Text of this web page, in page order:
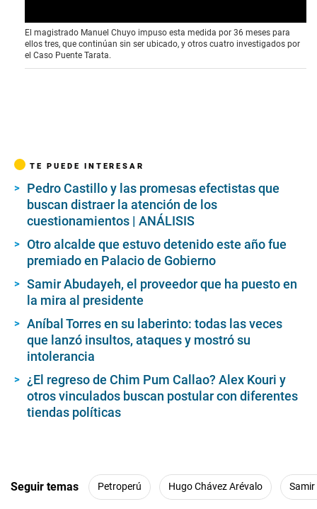
0
s
e
c
o
i
u
e
s
5
s
e
c
d
El magistrado Manuel Chuyo impuso esta medida por 36 meses para
ellos tres, que continúan sin ser ubicado, y otros cuatro investigados por
el Caso Puente Tarata.
TE PUEDE INTERESAR
Pedro Castillo y las promesas efectistas que
buscan distraer la atención de los
cuestionamientos | ANÁLISIS
Otro alcalde que estuvo detenido este año fue
premiado en Palacio de Gobierno
Samir Abudayeh, el proveedor que ha puesto en
la mira al presidente
Aníbal Torres en su laberinto: todas las veces
que lanzó insultos, ataques y mostró su
intolerancia
¿El regreso de Chim Pum Callao? Alex Kouri y
otros vinculados buscan postular con diferentes
tiendas políticas
Seguir temas Petroperú Hugo Chávez Arévalo